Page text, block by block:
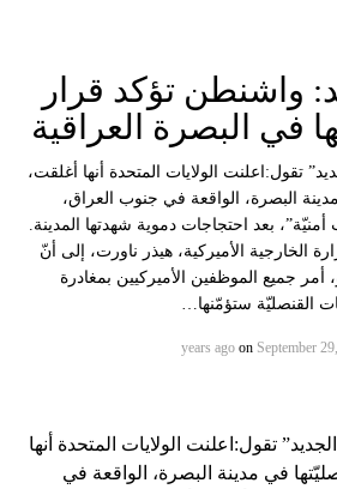
واشنطن تؤكد قرار
في البصرة العراقية
تقول:اعلنت الولايات المتحدة أنها أغلقت،
البصرة، الواقعة في جنوب العراق،
بعد احتجاجات دموية شهدتها المدينة.
الخارجية الأميركية، هيذر ناورت، إلى أنّ
أمر جميع الموظفين الأميركيين بمغادرة
القنصليّة ستؤمّنها…
on September
تقول:اعلنت الولايات المتحدة أنها
في مدينة البصرة، الواقعة في